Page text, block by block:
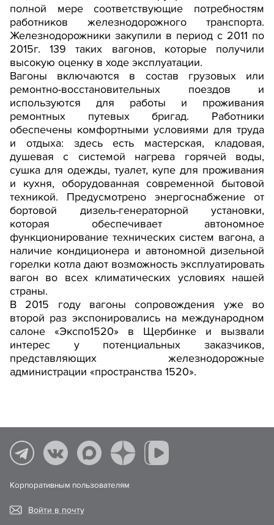
полной мере соответствующие потребностям
работников железнодорожного транспорта.
Железнодорожники закупили в период с 2011 по
2015г. 139 таких вагонов, которые получили
высокую оценку в ходе эксплуатации.
Вагоны включаются в состав грузовых или
ремонтно-восстановительных поездов и
используются для работы и проживания
ремонтных путевых бригад. Работники
обеспечены комфортными условиями для труда
и отдыха: здесь есть мастерская, кладовая,
душевая с системой нагрева горячей воды,
сушка для одежды, туалет, купе для проживания
и кухня, оборудованная современной бытовой
техникой. Предусмотрено энергоснабжение от
бортовой дизель-генераторной установки,
которая обеспечивает автономное
функционирование технических систем вагона, а
наличие кондиционера и автономной дизельной
горелки котла дают возможность эксплуатировать
вагон во всех климатических условиях нашей
страны.
В 2015 году вагоны сопровождения уже во
второй раз экспонировались на международном
салоне «Экспо1520» в Щербинке и вызвали
интерес у потенциальных заказчиков,
представляющих железнодорожные
администрации «пространства 1520».
Корпоративным пользователям
Войти в почту